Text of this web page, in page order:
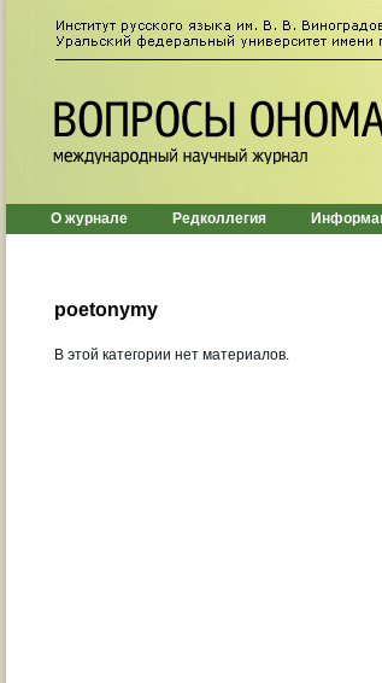
О журнале Редколлегия
poetonymy
В этой категории нет материалов.